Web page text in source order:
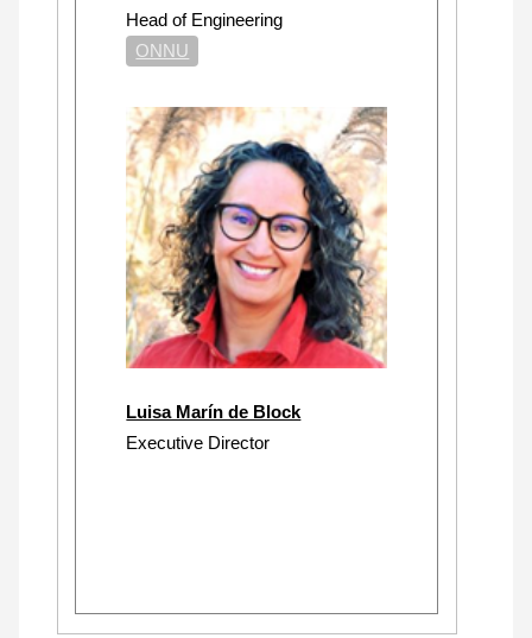
Head of Engineering
ONNU
Luisa Marín de Block
Executive Director